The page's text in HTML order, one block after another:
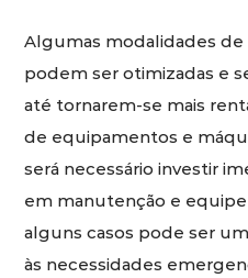
Algumas modalidades
podem ser otimizadas e
até tornarem-se mais
de equipamentos e
será necessário investir
em manutenção e
alguns casos pode ser
às necessidades